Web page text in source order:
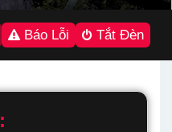
Báo Lỗi Tắt Đèn